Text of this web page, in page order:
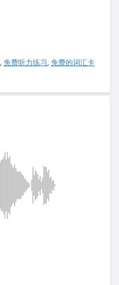
, 免费听力练习, 免费的词汇卡